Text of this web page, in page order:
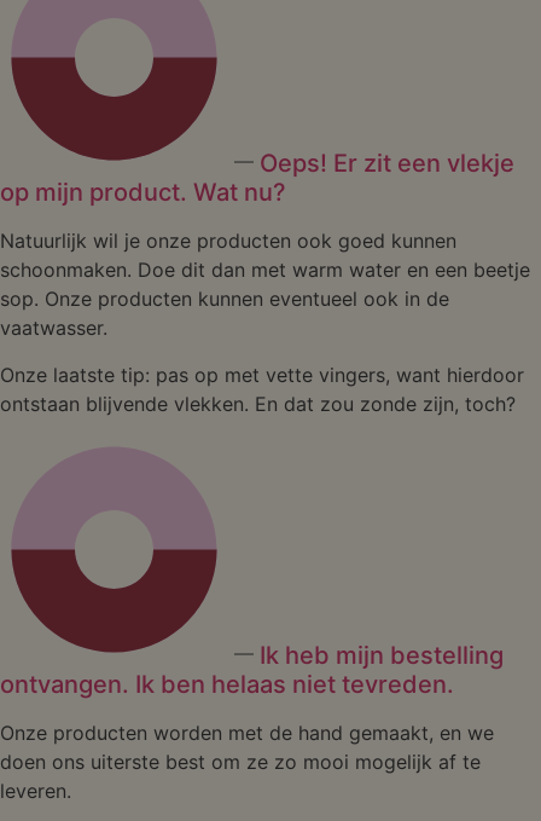
Oeps! Er zit een vlekje
op mijn product. Wat nu?
Natuurlijk wil je onze producten ook goed kunnen
schoonmaken. Doe dit dan met warm water en een beetje
sop. Onze producten kunnen eventueel ook in de
vaatwasser.
Onze laatste tip: pas op met vette vingers, want hierdoor
ontstaan blijvende vlekken. En dat zou zonde zijn, toch?
Ik heb mijn bestelling
ontvangen. Ik ben helaas niet tevreden.
Onze producten worden met de hand gemaakt, en we
doen ons uiterste best om ze zo mooi mogelijk af te
leveren.